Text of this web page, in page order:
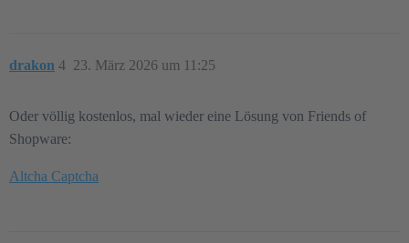
drakon 23. März 2026 um 11:25
4
Oder völlig kostenlos, mal wieder eine Lösung von Friends of
Shopware:
Altcha Captcha